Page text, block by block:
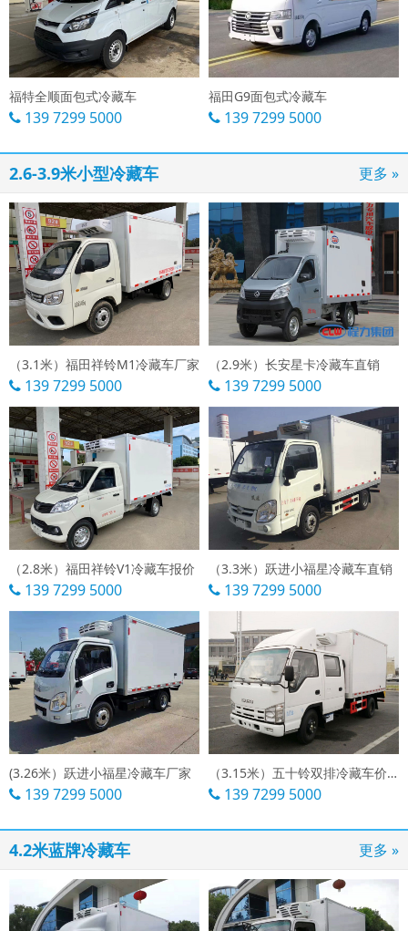
福特全顺面包式冷藏车
139 7299 5000
福田G9面包式冷藏车
139 7299 5000
2.6-3.9米小型冷藏车 更多 »
（3.1米）福田祥铃M1冷藏车厂家
139 7299 5000
（2.9米）长安星卡冷藏车直销
139 7299 5000
（2.8米）福田祥铃V1冷藏车报价
139 7299 5000
（3.3米）跃进小福星冷藏车直销
139 7299 5000
(3.26米）跃进小福星冷藏车厂家
139 7299 5000
（3.15米）五十铃双排冷藏车价格
139 7299 5000
4.2米蓝牌冷藏车 更多 »